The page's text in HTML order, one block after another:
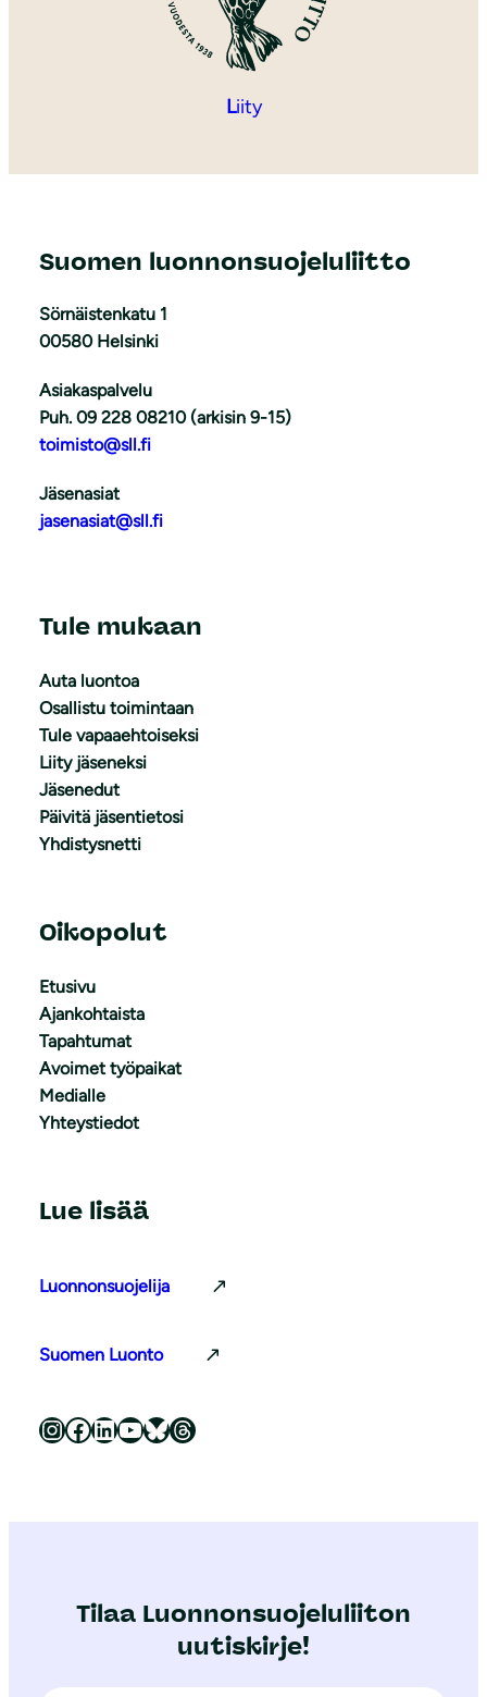
Liity
Suomen luonnonsuojeluliitto
Sörnäistenkatu 1
00580 Helsinki
Asiakaspalvelu
Puh. 09 228 08210 (arkisin 9-15)
toimisto@sll.fi
Jäsenasiat
jasenasiat@sll.fi
Tule mukaan
Auta luontoa
Osallistu toimintaan
Tule vapaaehtoiseksi
Liity jäseneksi
Jäsenedut
Päivitä jäsentietosi
Yhdistysnetti
Oikopolut
Etusivu
Ajankohtaista
Tapahtumat
Avoimet työpaikat
Medialle
Yhteystiedot
Lue lisää
Luonnonsuojelija
Suomen Luonto
Luonnonsuojeluliitto Instagramissa Luonnonsuojeluliitto Facebookissa Luonnonsuojeluliitto LinkedInissä Luonnonsuojeluliiton YouTube-kanava Luonnonsuojeluliitto Blueskyssa Luonnonsuojeluliitto Threadsissa
Tilaa Luonnonsuojeluliiton
uutiskirje!